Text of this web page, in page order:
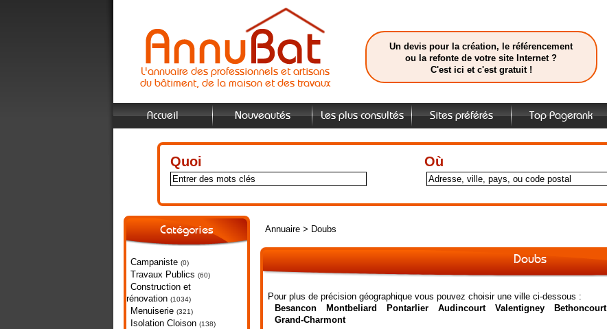
L'annuaire des professionnels et artisans
du bâtiment, de la maison et des travaux
Un devis pour la création, le référencement
ou la refonte de votre site Internet ?
C'est ici et c'est gratuit !
Accueil Nouveautés Les plus consultés Sites préférés Top Pagerank
Quoi Où
Catégories
Campaniste (0)
Travaux Publics (60)
Construction et
rénovation (1034)
Menuiserie (321)
Isolation Cloison (138)
Annuaire> Doubs
Doubs
Pour plus de précision géographique vous pouvez choisir une ville ci-dessous :
Besancon
Montbeliard Pontarlier Audincourt Valentigney Bethoncourt
Grand-Charmont